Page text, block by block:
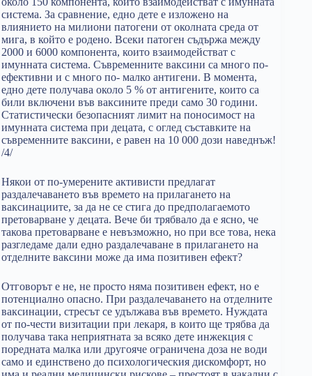
система. За сравнение, едно дете е изложено на
влиянието на милиони патогени от околната среда от
мига, в който е родено. Всеки патоген съдържа между
2000 и 6000 компонента, които взаимодействат с
имунната система. Съвременните ваксини са много по-
ефективни и с много по- малко антигени. В момента,
едно дете получава около 5 % от антигените, които са
били включени във ваксините преди само 30 години.
Статистически безопасният лимит на поносимост на
имунната система при децата, с оглед съставките на
съвременните ваксини, е равен на 10 000 дози наведнъж!
/4/
Някои от по-умерените активисти предлагат
раздалечаването във времето на прилагането на
ваксинациите, за да не се стига до предполагаемото
претоварване у децата. Вече би трябвало да е ясно, че
такова претоварване е невъзможно, но при все това, нека
разгледаме дали едно раздалечаване в прилагането на
отделните ваксини може да има позитивен ефект?
Отговорът е не, не просто няма позитивен ефект, но е
потенциално опасно. При раздалечаването на отделните
ваксинации, стресът се удължава във времето. Нуждата
от по-чести визитации при лекаря, в които ще трябва да
получава така неприятната за всяко дете инжекция с
поредната малка или другояче ограничена доза не води
само и единствено до психологическия дискомфорт, но